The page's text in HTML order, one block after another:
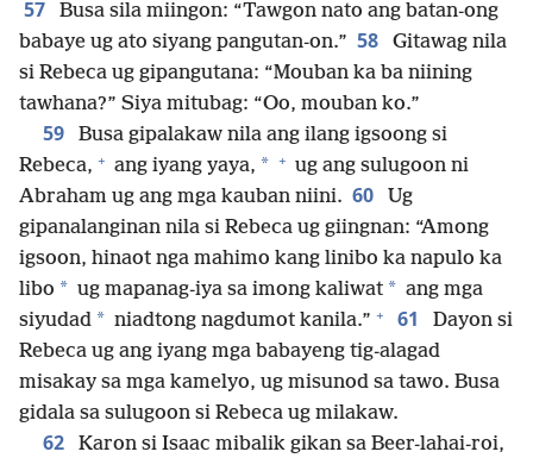
57
Busa sila miingon: “Tawgon nato ang batan-ong
babaye ug ato siyang pangutan-on.” 58
Gitawag nila
si Rebeca ug gipangutana: “Mouban ka ba niining
tawhana?” Siya mitubag: “Oo, mouban ko.”
59
Busa gipalakaw nila ang ilang igsoong si
Rebeca, + ang iyang yaya, * + ug ang sulugoon ni
Abraham ug ang mga kauban niini. 60
Ug
gipanalanginan nila si Rebeca ug giingnan: “Among
igsoon, hinaot nga mahimo kang linibo ka napulo ka
libo * ug mapanag-iya sa imong kaliwat * ang mga
siyudad * niadtong nagdumot kanila.” + 61
Dayon si
Rebeca ug ang iyang mga babayeng tig-alagad
misakay sa mga kamelyo, ug misunod sa tawo. Busa
gidala sa sulugoon si Rebeca ug milakaw.
62 Karon si Isaac mibalik gikan sa Beer-lahai-roi,